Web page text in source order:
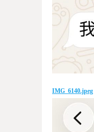
IMG_6140.jpeg